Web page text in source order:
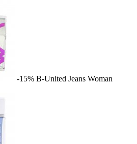
-15% B-United Jeans Woman